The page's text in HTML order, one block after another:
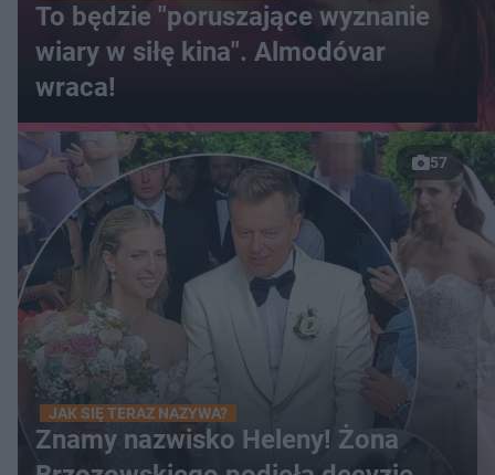
To będzie "poruszające wyznanie
wiary w siłę kina". Almodóvar
wraca!
57
JAK SIĘ TERAZ NAZYWA?
Znamy nazwisko Heleny! Żona